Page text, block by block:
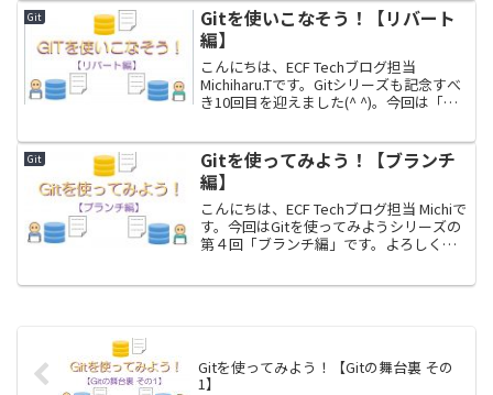
記事の関連記事として準備したもので...
Git
Gitを使いこなそう！【リバート
編】
こんにちは、ECF Techブログ担当
Michiharu.Tです。Gitシリーズも記念すべ
き10回目を迎えました(^ ^)。今回は「リ
さっそく行きましょう。対象読者g...
Git
Gitを使ってみよう！【ブランチ
編】
こんにちは、ECF Techブログ担当 Michiで
す。今回はGitを使ってみようシリーズの
第４回「ブランチ編」です。よろしくお
Gitを使ってみよう！【Gitの舞台裏 その
1】